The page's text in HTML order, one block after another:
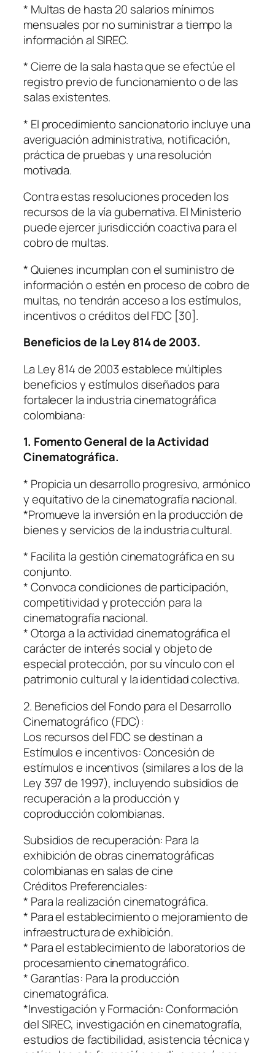
* Multas de hasta 20 salarios mínimos
mensuales por no suministrar a tiempo la
información al SIREC.
* Cierre de la sala hasta que se efectúe el
registro previo de funcionamiento o de las
salas existentes.
* El procedimiento sancionatorio incluye una
averiguación administrativa, notificación,
práctica de pruebas y una resolución
motivada.
Contra estas resoluciones proceden los
recursos de la vía gubernativa. El Ministerio
puede ejercer jurisdicción coactiva para el
cobro de multas.
* Quienes incumplan con el suministro de
información o estén en proceso de cobro de
multas, no tendrán acceso a los estímulos,
incentivos o créditos del FDC [30].
Beneficios de la Ley 814 de 2003.
La Ley 814 de 2003 establece múltiples
beneficios y estímulos diseñados para
fortalecer la industria cinematográfica
colombiana:
1. Fomento General de la Actividad
Cinematográfica.
* Propicia un desarrollo progresivo, armónico
y equitativo de la cinematografía nacional.
*Promueve la inversión en la producción de
bienes y servicios de la industria cultural.
* Facilita la gestión cinematográfica en su
conjunto.
* Convoca condiciones de participación,
competitividad y protección para la
cinematografía nacional.
* Otorga a la actividad cinematográfica el
carácter de interés social y objeto de
especial protección, por su vínculo con el
patrimonio cultural y la identidad colectiva.
2. Beneficios del Fondo para el Desarrollo
Cinematográfico (FDC):
Los recursos del FDC se destinan a
Estímulos e incentivos: Concesión de
estímulos e incentivos (similares a los de la
Ley 397 de 1997), incluyendo subsidios de
recuperación a la producción y
coproducción colombianas.
Subsidios de recuperación: Para la
exhibición de obras cinematográficas
colombianas en salas de cine
Créditos Preferenciales:
* Para la realización cinematográfica.
* Para el establecimiento o mejoramiento de
infraestructura de exhibición.
* Para el establecimiento de laboratorios de
procesamiento cinematográfico.
* Garantías: Para la producción
cinematográfica.
*Investigación y Formación: Conformación
del SIREC, investigación en cinematografía,
estudios de factibilidad, asistencia técnica y